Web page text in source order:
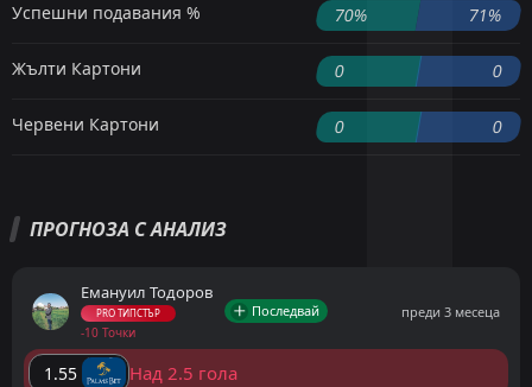
Успешни подавания % 70% 71%
Жълти Картони 0 0
Червени Картони 0 0
ПРОГНОЗА С АНАЛИЗ
Емануил Тодоров
PRO ТИПСТЪР
-10 Точки
Последвай преди 3 месеца
1.55 Над 2.5 гола